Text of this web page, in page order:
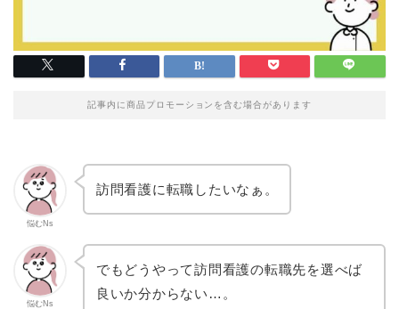
記事内に商品プロモーションを含む場合があります
悩むNs
訪問看護に転職したいなぁ。
悩むNs
でもどうやって訪問看護の転職先を選べば
良いか分からない…。